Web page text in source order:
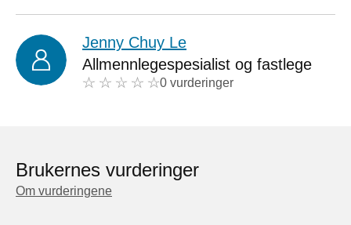
Jenny Chuy Le
Allmennlegespesialist og fastlege
0 vurderinger
Brukernes vurderinger
Om vurderingene